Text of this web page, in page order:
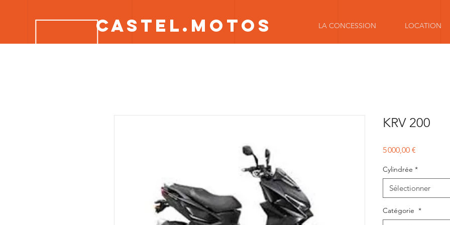
CASTEL.MOTOS LA CONCESSION LOCATION
KRV 200
5 000,00 €
Cylindrée *
Sélectionner
Catégorie *